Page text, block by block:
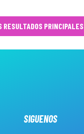
RESULTADOS PRINCIPALES
SIGUENOS